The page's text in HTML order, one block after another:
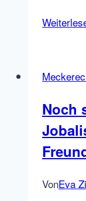
Noch
VonEva